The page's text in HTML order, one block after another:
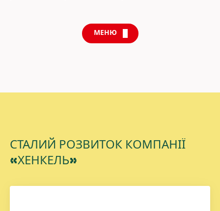
МЕНЮ
СТАЛИЙ РОЗВИТОК КОМПАНІЇ
«ХЕНКЕЛЬ»